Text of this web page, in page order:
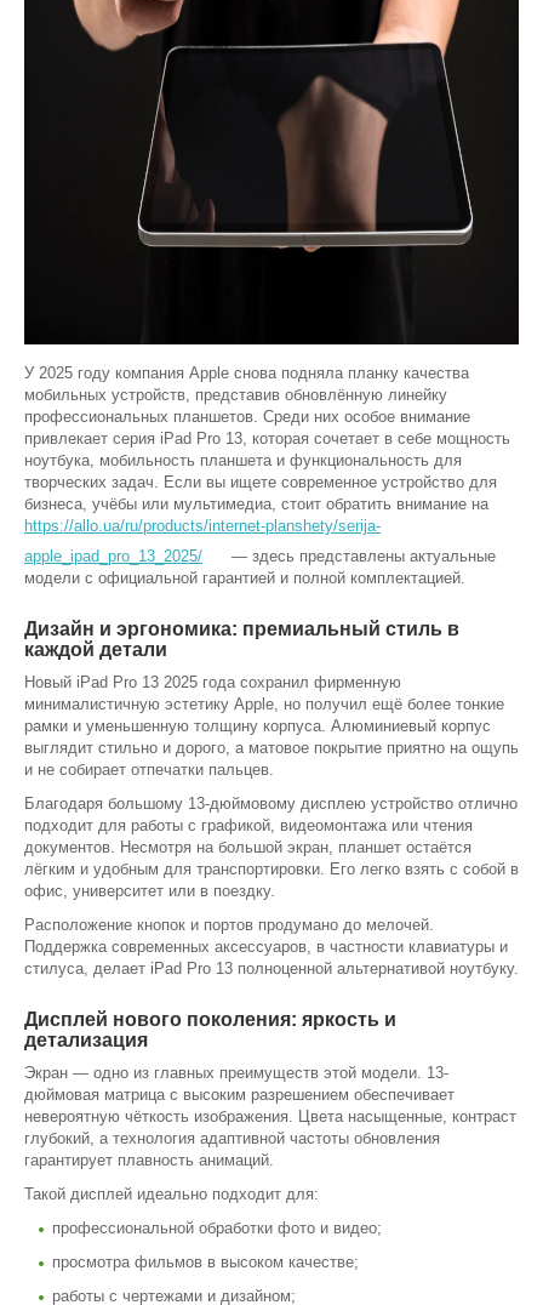
У 2025 году компания Apple снова подняла планку качества
мобильных устройств, представив обновлённую линейку
профессиональных планшетов. Среди них особое внимание
привлекает серия iPad Pro 13, которая сочетает в себе мощность
ноутбука, мобильность планшета и функциональность для
творческих задач. Если вы ищете современное устройство для
бизнеса, учёбы или мультимедиа, стоит обратить внимание на
https://allo.ua/ru/products/internet-planshety/serija-
apple_ipad_pro_13_2025/
— здесь представлены актуальные
модели с официальной гарантией и полной комплектацией.
Дизайн и эргономика: премиальный стиль в
каждой детали
Новый iPad Pro 13 2025 года сохранил фирменную
минималистичную эстетику Apple, но получил ещё более тонкие
рамки и уменьшенную толщину корпуса. Алюминиевый корпус
выглядит стильно и дорого, а матовое покрытие приятно на ощупь
и не собирает отпечатки пальцев.
Благодаря большому 13-дюймовому дисплею устройство отлично
подходит для работы с графикой, видеомонтажа или чтения
документов. Несмотря на большой экран, планшет остаётся
лёгким и удобным для транспортировки. Его легко взять с собой в
офис, университет или в поездку.
Расположение кнопок и портов продумано до мелочей.
Поддержка современных аксессуаров, в частности клавиатуры и
стилуса, делает iPad Pro 13 полноценной альтернативой ноутбуку.
Дисплей нового поколения: яркость и
детализация
Экран — одно из главных преимуществ этой модели. 13-
дюймовая матрица с высоким разрешением обеспечивает
невероятную чёткость изображения. Цвета насыщенные, контраст
глубокий, а технология адаптивной частоты обновления
гарантирует плавность анимаций.
Такой дисплей идеально подходит для:
профессиональной обработки фото и видео;
просмотра фильмов в высоком качестве;
работы с чертежами и дизайном;